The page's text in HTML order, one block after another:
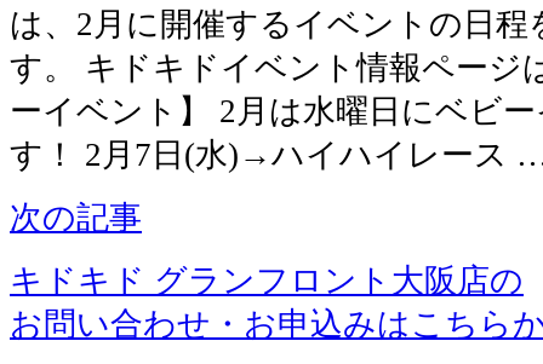
は、2月に開催するイベントの日
す。 キドキドイベント情報ページ
ーイベント】 2月は水曜日にベビ
す！ 2月7日(水)→ハイハイレース
次の記事
キドキド グランフロント大阪店の
お問い合わせ・お申込みはこちら